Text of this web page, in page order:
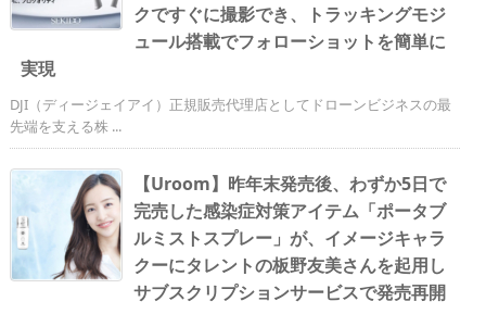
クですぐに撮影でき、トラッキングモジ
ュール搭載でフォローショットを簡単に
実現
DJI（ディージェイアイ）正規販売代理店としてドローンビジネスの最
先端を支える株 ...
【Uroom】昨年末発売後、わずか5日で
完売した感染症対策アイテム「ポータブ
ルミストスプレー」が、イメージキャラ
クーにタレントの板野友美さんを起用し
サブスクリプションサービスで発売再開